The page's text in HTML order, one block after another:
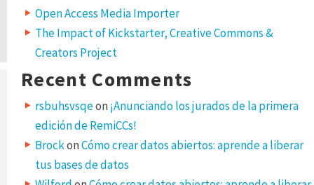
Open Access Media Importer
The Impact of Kickstarter, Creative Commons &
Creators Project
Recent Comments
rsbuhsvsqeon ¡Anunciando los jurados de la primera
edición de RemiCCs!
BrockonCómo crear datos abiertos: aprende a liberar
tus bases de datos